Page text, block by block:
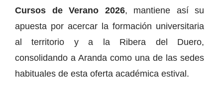
Cursos de Verano 2026, mantiene así su
apuesta por acercar la formación universitaria
al territorio y a la Ribera del Duero,
consolidando a Aranda como una de las sedes
habituales de esta oferta académica estival.